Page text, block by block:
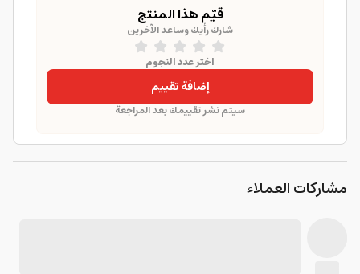
قيّم هذا المنتج
شارك رأيك وساعد الآخرين
اختر عدد النجوم
إضافة تقييم
سيتم نشر تقييمك بعد المراجعة
مشاركات العملاء